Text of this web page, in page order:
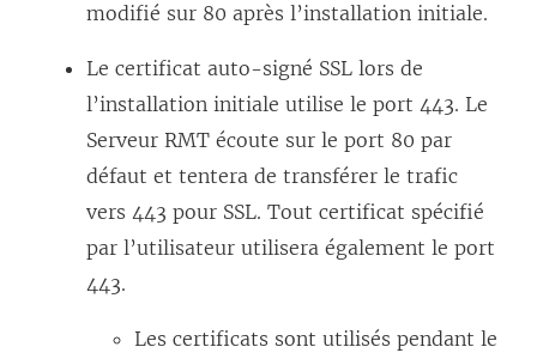
modifié sur 80 après l’installation initiale.
Le certificat auto-signé SSL lors de
l’installation initiale utilise le port 443. Le
Serveur RMT écoute sur le port 80 par
défaut et tentera de transférer le trafic
vers 443 pour SSL. Tout certificat spécifié
par l’utilisateur utilisera également le port
443.
Les certificats sont utilisés pendant le